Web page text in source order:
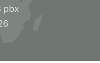
pbx